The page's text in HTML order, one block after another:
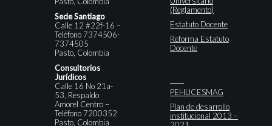
Sede Santiago
Calle 12 #22f-16 –
Teléfono 7374506-
7374505
Pasto, Colombia
Consultorios
Jurídicos
Calle 16 No 21a-
53, Respaldo
Amorel Centro –
Teléfono 7200352
Pasto, Colombia
(Reglamento)
Estatuto Docente
Reforma Estatuto
Docente
PEI-IUCESMAG
Plan de desarrollo
institucional 2013 –